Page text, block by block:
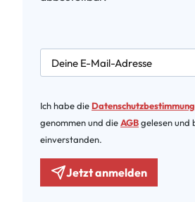
newsletter.labelEmail
Ich habe die
genommen und dieAGBgelesen und
einverstanden.
Jetzt anmelden